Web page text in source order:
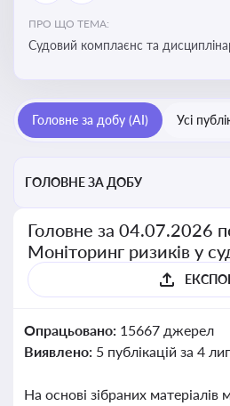
ПРО ЩО ТЕМА:
Судовий комплаєнс та
обґрунтовані рішення під час
комплаєнс-перевірок
Головне за добу (AI) Усі
ГОЛОВНЕ ЗА ДОБУ
Головне за 04.07.2026
Моніторинг ризиків у
Опрацьовано: 15667 джерел
Виявлено: 5 публікацій за 4
На основі зібраних